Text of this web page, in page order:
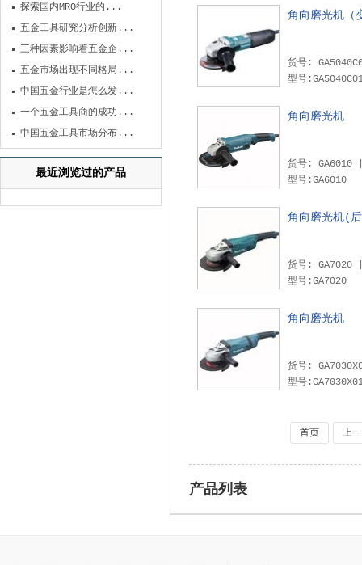
探索国内MRO行业的...
五金工具研究分析创新...
三种因素影响着五金企...
五金市场出现不同格局...
中国五金行业是怎么发...
一个五金工具商的成功...
中国五金工具市场分布...
最近浏览过的产品
角向磨光机（
型号
角向磨光机
型号:GA6010
角向磨光机(
型号:GA7020
角向磨光机
型号
首页 上
产品列表